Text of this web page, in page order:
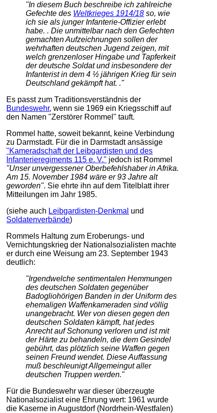
"In diesem Buch beschreibe ich zahlreiche
Gefechte des Weltkrieges 1914/18 so, wie
ich sie als junger Infanterie-Offizier erlebt
habe. . Die unmittelbar nach den Gefechten
gemachten Aufzeichnungen sollen der
wehrhaften deutschen Jugend zeigen, mit
welch grenzenloser Hingabe und Tapferkeit
der deutsche Soldat und insbesondere der
Infanterist in dem 4 ½ jährigen Krieg für sein
Deutschland gekämpft hat. ."
Es passt zum Traditionsverständnis der
Bundeswehr, wenn sie 1969 ein Kriegsschiff auf
den Namen "Zerstörer Rommel" tauft.
Rommel hatte, soweit bekannt, keine Verbindung
zu Darmstadt. Für die in Darmstadt ansässige
"Kameradschaft der Leibgardisten und des
Infanterieregiments 115 e. V." jedoch ist Rommel
"Unser unvergessener Oberbefehlshaber in Afrika.
Am 15. November 1984 wäre er 93 Jahre alt
geworden". Sie ehrte ihn auf dem Titelblatt ihrer
Mitteilungen im Jahr 1985.
(siehe auch Leibgardisten-Denkmal und
Soldatenverbände)
Rommels Haltung zum Eroberungs- und
Vernichtungskrieg der Nationalsozialisten machte
er durch eine Weisung am 23. September 1943
deutlich:
"Irgendwelche sentimentalen Hemmungen
des deutschen Soldaten gegenüber
Badogliohörigen Banden in der Uniform des
ehemaligen Waffenkameraden sind völlig
unangebracht. Wer von diesen gegen den
deutschen Soldaten kämpft, hat jedes
Anrecht auf Schonung verloren und ist mit
der Härte zu behandeln, die dem Gesindel
gebührt, das plötzlich seine Waffen gegen
seinen Freund wendet. Diese Auffassung
muß beschleunigt Allgemeingut aller
deutschen Truppen werden."
Für die Bundeswehr war dieser überzeugte
Nationalsozialist eine Ehrung wert: 1961 wurde
die Kaserne in Augustdorf (Nordrhein-Westfalen)